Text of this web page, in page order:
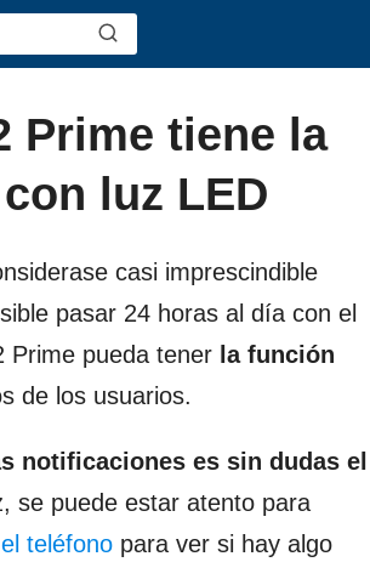
Prime tiene la
luz LED
casi imprescindible
pasar 24 horas al día con el
Prime pueda tener la función
de los usuarios.
notificaciones es sin dudas el
se puede estar atento para
teléfono para ver si hay algo